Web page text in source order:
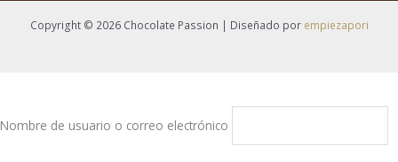
Copyright © 2026 Chocolate Passion | Diseñado por empiezapori
Nombre de usuario o correo electrónico